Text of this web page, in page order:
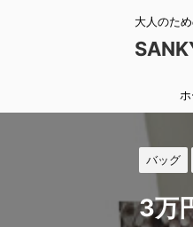
大人のた
バッグ
3万